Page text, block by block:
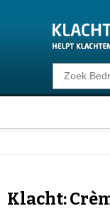
Klacht
Klacht: